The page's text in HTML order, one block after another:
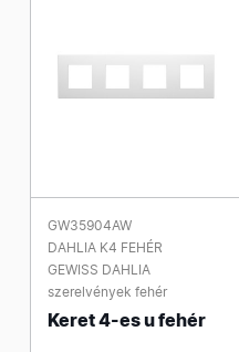
GW35904AW
DAHLIA K4 FEHÉR
GEWISS DAHLIA
szerelvények fehér
Keret 4-es u fehér